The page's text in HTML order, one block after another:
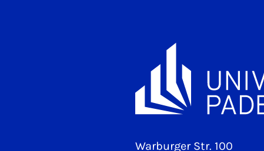
Warburger Str. 100